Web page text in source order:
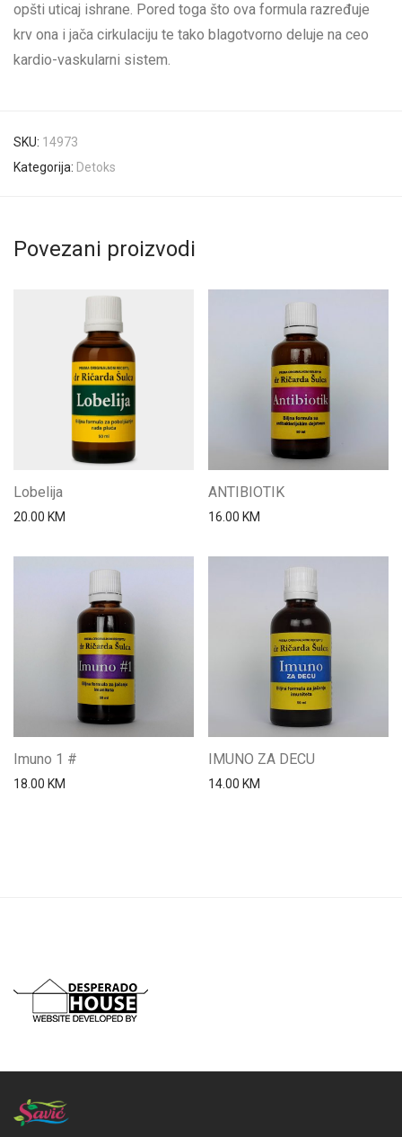
opšti uticaj ishrane. Pored toga što ova formula razređuje
krv ona i jača cirkulaciju te tako blagotvorno deluje na ceo
kardio-vaskularni sistem.
SKU: 14973
Kategorija: Detoks
Povezani proizvodi
Lobelija
20.00 KM
ANTIBIOTIK
16.00 KM
Imuno 1 #
18.00 KM
IMUNO ZA DECU
14.00 KM